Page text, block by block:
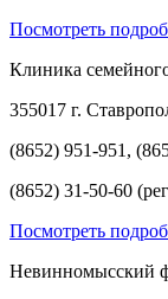
Посмотреть
Клиника
355017 г.
(8652) 951-951,
(8652) 31-50-60
Посмотреть
Невинномысский